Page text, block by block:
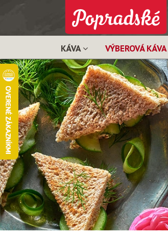
KÁVA VÝBEROVÁ KÁVA